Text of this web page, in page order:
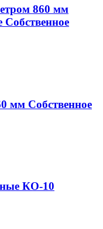
860 мм
Собственное
мм Собственное
КО-10